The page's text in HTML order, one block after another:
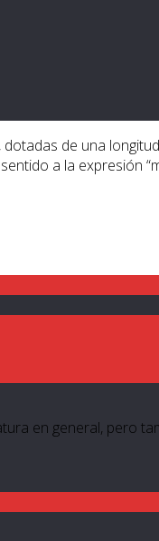
de una
a la expresión
en general, pero